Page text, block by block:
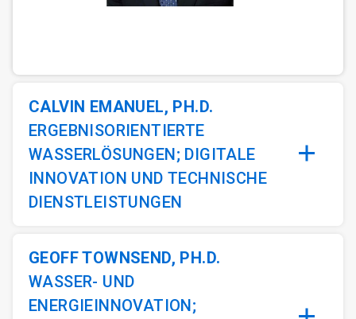
CALVIN EMANUEL, PH.D.
ERGEBNISORIENTIERTE
WASSERLÖSUNGEN; DIGITALE
INNOVATION UND TECHNISCHE
DIENSTLEISTUNGEN
GEOFF TOWNSEND, PH.D.
WASSER- UND
ENERGIEINNOVATION;